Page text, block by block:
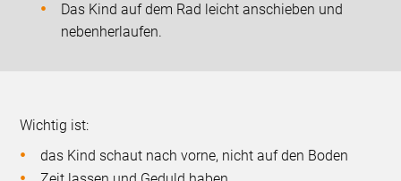
Das Kind auf dem Rad leicht anschieben und
nebenherlaufen.
Wichtig ist:
das Kind schaut nach vorne, nicht auf den Boden